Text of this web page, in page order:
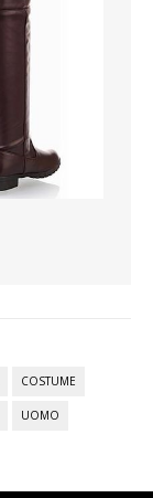
COSTUME
UOMO